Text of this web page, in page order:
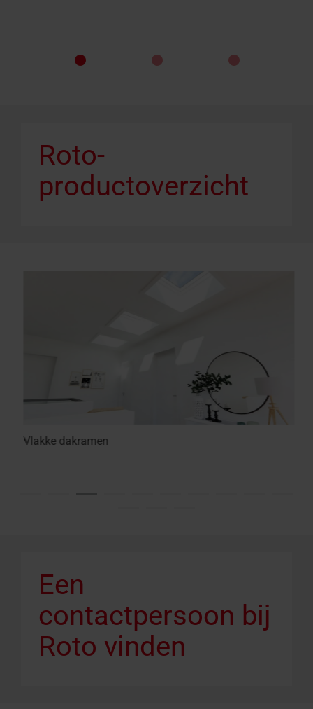
Roto-
productoverzicht
Vlakke dakramen
Een
contactpersoon bij
Roto vinden